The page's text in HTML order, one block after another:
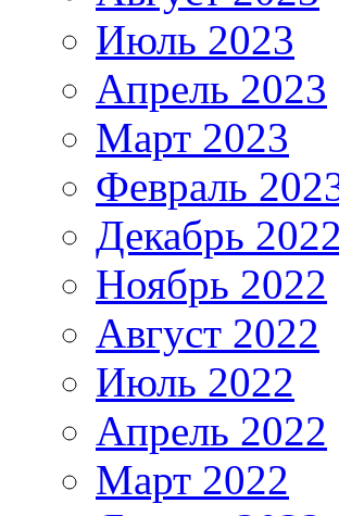
Июль 2023
Апрель 2023
Март 2023
Февраль
Декабрь 2022
Ноябрь 2022
Август 2022
Июль 2022
Апрель 2022
Март 2022